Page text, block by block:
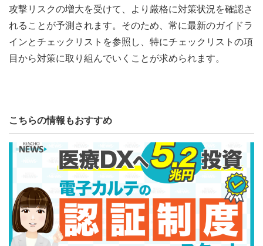
攻撃リスクの増大を受けて、より厳格に対策状況を確認さ
れることが予測されます。そのため、常に最新のガイドラ
インとチェックリストを参照し、特にチェックリストの項
目から対策に取り組んでいくことが求められます。
こちらの情報もおすすめ